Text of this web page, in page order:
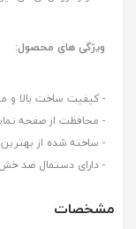
ویژگی های محصول:
- کیفیت ساخت بالا و
- محافظت از صفحه
- ساخته شده از
- دارای دستمال ضد
مشخصات